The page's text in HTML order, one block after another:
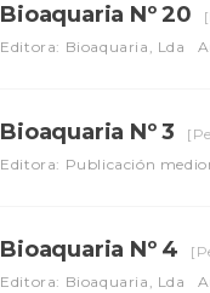
Bioaquaria Nº 20
Editora: Bioaquaria, Lda
Bioaquaria Nº 3
Editora: Publicación
Bioaquaria Nº 4
Editora: Bioaquaria, Lda